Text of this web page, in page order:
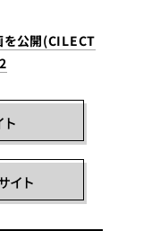
を公開(CILECT
イト